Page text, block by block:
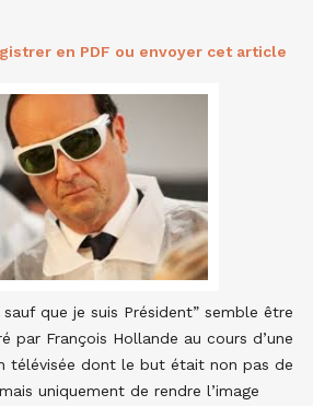
en PDF ou envoyer cet article
que je suis Président” semble être
par François Hollande au cours d’une
télévisée dont le but était non pas de
uniquement de rendre l’image